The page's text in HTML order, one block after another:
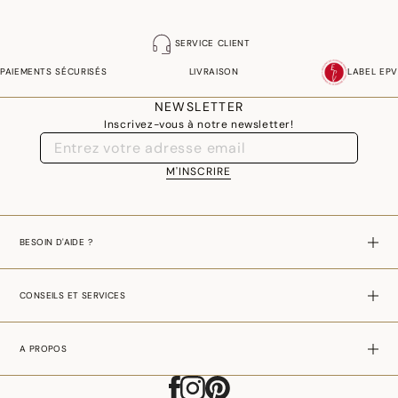
SERVICE CLIENT
PAIEMENTS SÉCURISÉS LIVRAISON LABEL EPV
NEWSLETTER
Inscrivez-vous à notre newsletter!
M'INSCRIRE
BESOIN D'AIDE ?
CONSEILS ET SERVICES
A PROPOS